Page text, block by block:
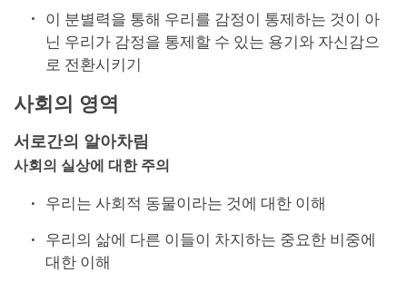
이 분별력을 통해 우리를 감정이 통제하는 것이 아
닌 우리가 감정을 통제할 수 있는 용기와 자신감으
로 전환시키기
사회의 영역
서로간의 알아차림
사회의 실상에 대한 주의
우리는 사회적 동물이라는 것에 대한 이해
우리의 삶에 다른 이들이 차지하는 중요한 비중에
대한 이해